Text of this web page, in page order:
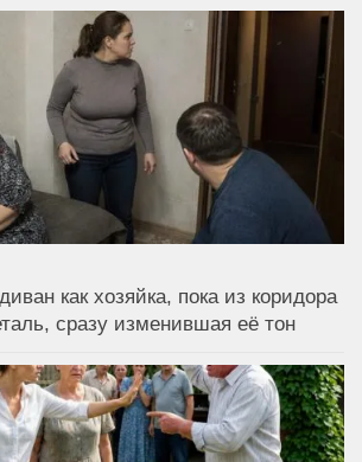
как хозяйка, пока из коридора
сразу изменившая её тон